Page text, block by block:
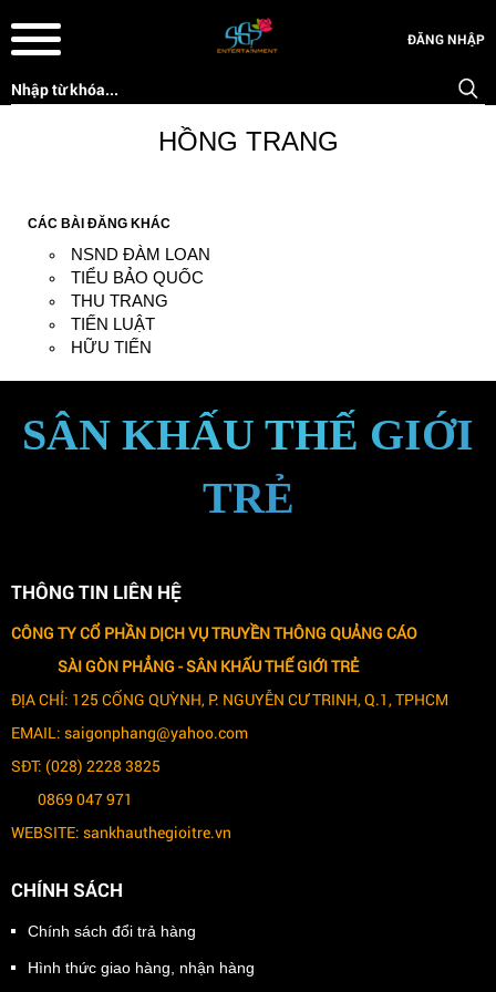
ĐĂNG NHẬP
HỒNG TRANG
CÁC BÀI ĐĂNG KHÁC
NSND ĐÀM LOAN
TIỂU BẢO QUỐC
THU TRANG
TIẾN LUẬT
HỮU TIẾN
SÂN KHẤU THẾ GIỚI
TRẺ
THÔNG TIN LIÊN HỆ
CÔNG TY CỔ PHẦN DỊCH VỤ TRUYỀN THÔNG QUẢNG CÁO
SÀI GÒN PHẲNG -SÂN KHẤU THẾ GIỚI TRẺ
ĐỊA CHỈ: 125 CỐNG QUỲNH, P. NGUYỄN CƯ TRINH, Q.1, TPHCM
EMAIL: saigonphang@yahoo.com
SĐT: (028) 2228 3825
0869 047 971
WEBSITE: sankhauthegioitre.vn
CHÍNH SÁCH
Chính sách đổi trả hàng
Hình thức giao hàng, nhận hàng